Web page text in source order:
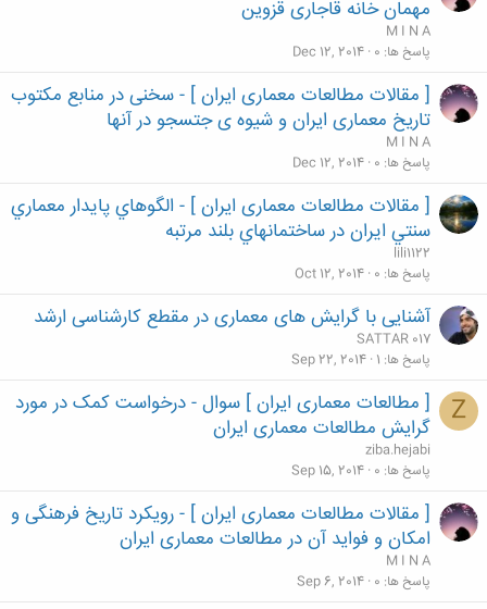
مهمان خانه قاجاری قزوین
M I N A
پاسخ ها 0
Dec 12, 2014
[ مقالات مطالعات معماری ایران ] - سخنی در منابع مکتوب
تاریخ معماری ایران و شیوه ی جتسجو در آنها
M I N A
پاسخ ها 0
Dec 12, 2014
[ مقالات مطالعات معماری ایران ] - الگوهاي پايدار معماري
سنتي ايران در ساختمانهاي بلند مرتبه
lili1122
پاسخ ها 0
Oct 12, 2014
آشنایی با گرایش های معماری در مقطع کارشناسی ارشد
SATTAR 017
پاسخ ها 1
Sep 22, 2014
Z
[ مطالعات معماری ایران ] سوال - درخواست کمک در مورد
گرایش مطالعات معماری ایران
ziba.hejabi
پاسخ ها 0
Sep 15, 2014
[ مقالات مطالعات معماری ایران ] - رویکرد تاریخ فرهنگی و
امکان و فواید آن در مطالعات معماری ایران
M I N A
پاسخ ها 0
Sep 6, 2014